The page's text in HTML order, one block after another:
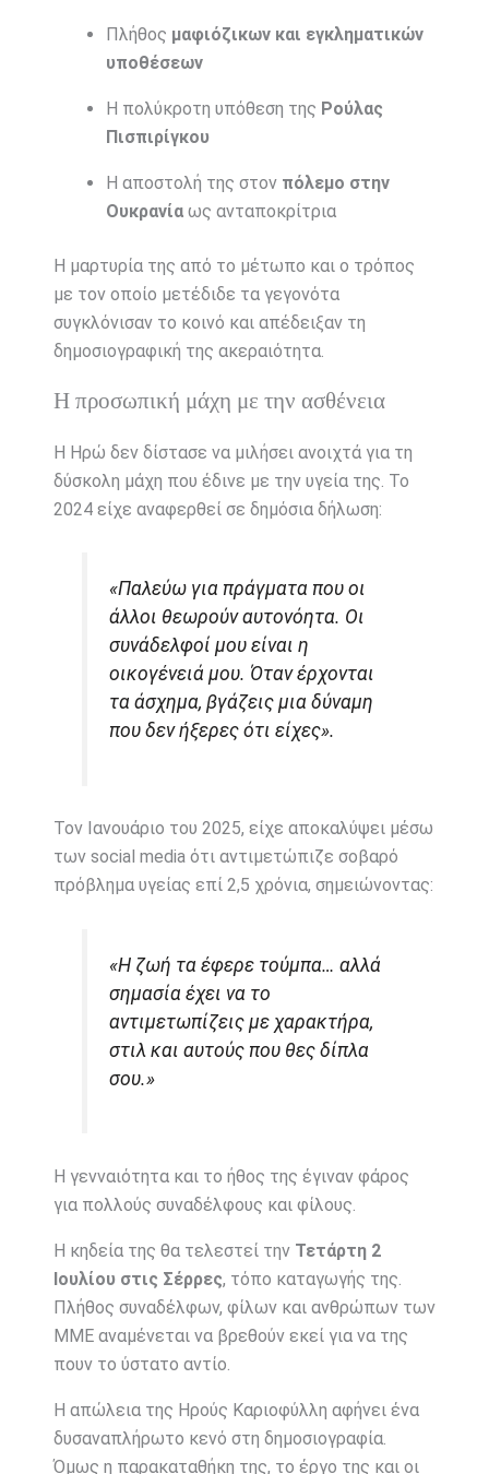
Πλήθος μαφιόζικων και εγκληματικών
υποθέσεων
Η πολύκροτη υπόθεση της Ρούλας
Πισπιρίγκου
Η αποστολή της στον πόλεμο στην
Ουκρανίαως ανταποκρίτρια
Η μαρτυρία της από το μέτωπο και ο τρόπος
με τον οποίο μετέδιδε τα γεγονότα
συγκλόνισαν το κοινό και απέδειξαν τη
δημοσιογραφική της ακεραιότητα.
Η προσωπική μάχη με την ασθένεια
Η Ηρώ δεν δίστασε να μιλήσει ανοιχτά για τη
δύσκολη μάχη που έδινε με την υγεία της. Το
2024 είχε αναφερθεί σε δημόσια δήλωση:
«Παλεύω για πράγματα που οι
άλλοι θεωρούν αυτονόητα. Οι
συνάδελφοί μου είναι η
οικογένειά μου. Όταν έρχονται
τα άσχημα, βγάζεις μια δύναμη
που δεν ήξερες ότι είχες».
Τον Ιανουάριο του 2025, είχε αποκαλύψει μέσω
των social media ότι αντιμετώπιζε σοβαρό
πρόβλημα υγείας επί 2,5 χρόνια, σημειώνοντας:
«Η ζωή τα έφερε τούμπα… αλλά
σημασία έχει να το
αντιμετωπίζεις με χαρακτήρα,
στιλ και αυτούς που θες δίπλα
σου.»
Η γενναιότητα και το ήθος της έγιναν φάρος
για πολλούς συναδέλφους και φίλους.
Η κηδεία της θα τελεστεί την Τετάρτη 2
Ιουλίου στις Σέρρες, τόπο καταγωγής της.
Πλήθος συναδέλφων, φίλων και ανθρώπων των
ΜΜΕ αναμένεται να βρεθούν εκεί για να της
πουν το ύστατο αντίο.
Η απώλεια της Ηρούς Καριοφύλλη αφήνει ένα
δυσαναπλήρωτο κενό στη δημοσιογραφία.
Όμως η παρακαταθήκη της, το έργο της και οι